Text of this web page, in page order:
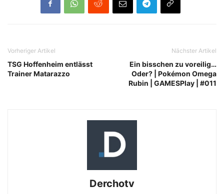
Vorheriger Artikel
TSG Hoffenheim entlässt
Trainer Matarazzo
Nächster Artikel
Ein bisschen zu voreilig…
Oder? | Pokémon Omega
Rubin | GAMESPlay | #011
Derchotv